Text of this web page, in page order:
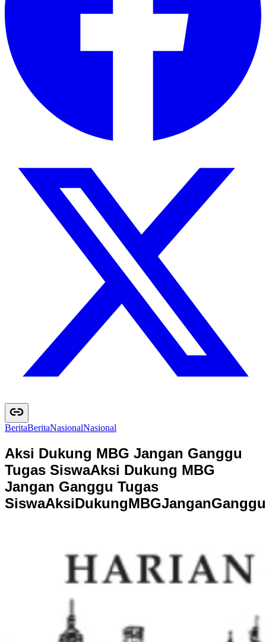
BeritaBeritaNasionalNasional
Aksi Dukung MBG Jangan Ganggu
Tugas SiswaAksi Dukung MBG
Jangan Ganggu Tugas
SiswaAksiDukungMBGJanganGanggu